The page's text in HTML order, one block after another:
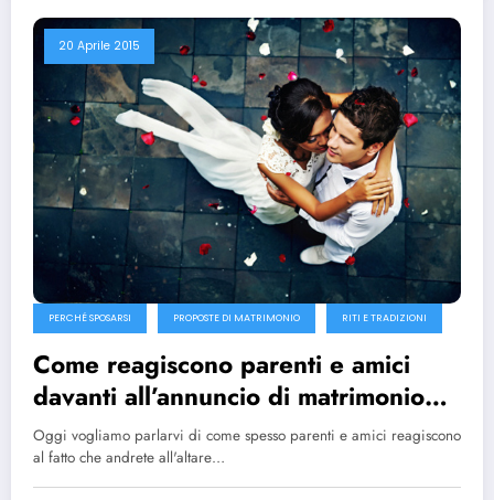
20 Aprile 2015
PERCHÉ SPOSARSI PROPOSTE DI MATRIMONIO RITI E TRADIZIONI
Come reagiscono parenti e amici
davanti all’annuncio di matrimonio?
Ecco i 6 casi più divertenti!
Oggi vogliamo parlarvi di come spesso parenti e amici reagiscono
al fatto che andrete all'altare…